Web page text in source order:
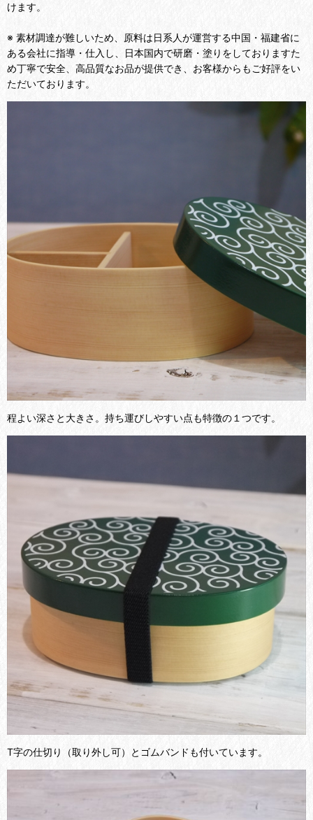
けます。
※ 素材調達が難しいため、原料は日系人が運営する中国・福建省に
ある会社に指導・仕入し、日本国内で研磨・塗りをしておりますた
め丁寧で安全、高品質なお品が提供でき、お客様からもご好評をい
ただいております。
程よい深さと大きさ。持ち運びしやすい点も特徴の１つです。
T字の仕切り（取り外し可）とゴムバンドも付いています。